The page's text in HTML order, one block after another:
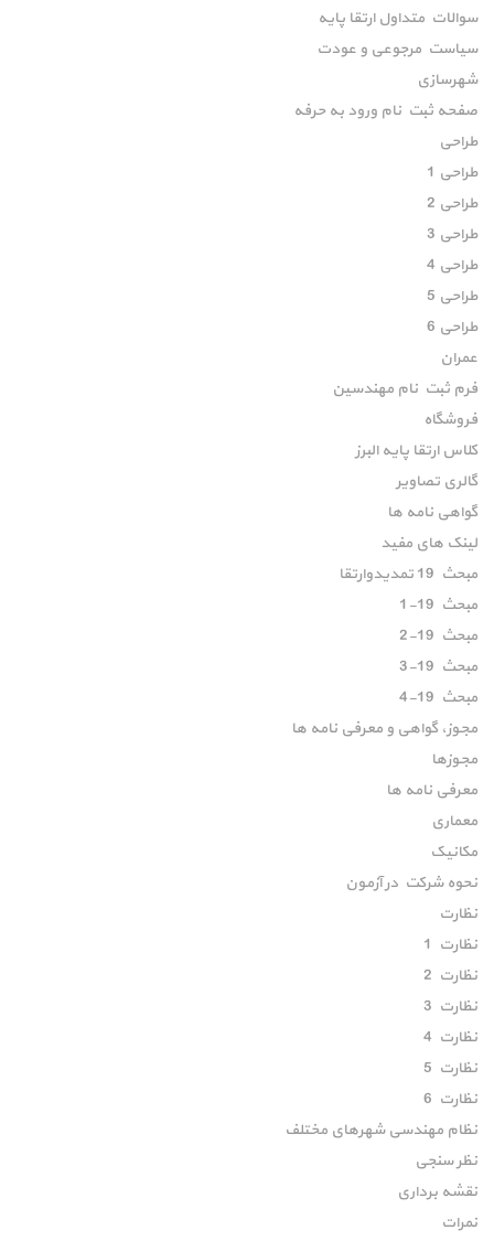
سوالات متداول ارتقا پایه
سیاست مرجوعی و عودت
شهرسازی
صفحه ثبت نام ورود به حرفه
طراحی
طراحی 1
طراحی 2
طراحی 3
طراحی 4
طراحی 5
طراحی 6
عمران
فرم ثبت نام مهندسین
فروشگاه
کلاس ارتقا پایه البرز
گالری تصاویر
گواهی نامه ها
لینک های مفید
مبحث 19 تمدیدوارتقا
مبحث 19-1
مبحث 19-2
مبحث 19-3
مبحث 19-4
مجوز، گواهی و معرفی نامه ها
مجوزها
معرفی نامه ها
معماری
مکانیک
نحوه شرکت در آزمون
نظارت
نظارت 1
نظارت 2
نظارت 3
نظارت 4
نظارت 5
نظارت 6
نظام مهندسی شهرهای مختلف
نظر سنجی
نقشه برداری
نمرات